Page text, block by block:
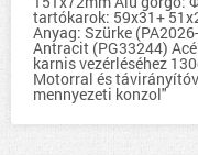
tartókarok: 59x31+
Anyag: Szürke
Antracit (PG33244)
karnis vezérléséhez
Motorral és
mennyezeti konzol"